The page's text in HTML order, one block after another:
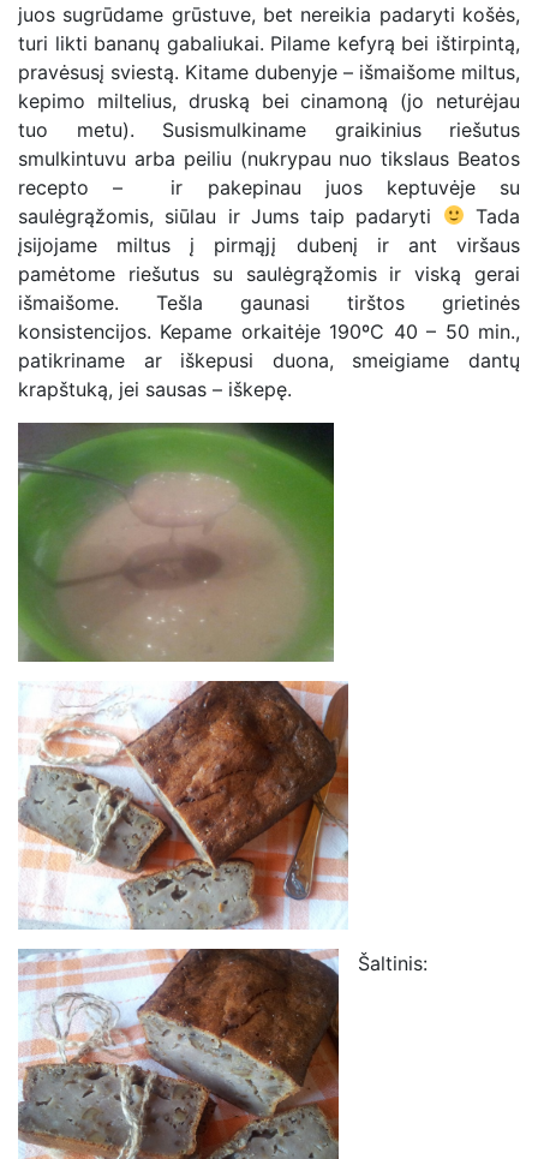
juos sugrūdame grūstuve, bet nereikia padaryti košės,
turi likti bananų gabaliukai. Pilame kefyrą bei ištirpintą,
pravėsusį sviestą. Kitame dubenyje – išmaišome miltus,
kepimo miltelius, druską bei cinamoną (jo neturėjau
tuo metu). Susismulkiname graikinius riešutus
smulkintuvu arba peiliu (nukrypau nuo tikslaus Beatos
recepto – ir pakepinau juos keptuvėje su
saulėgrąžomis, siūlau ir Jums taip padaryti
Tada
įsijojame miltus į pirmąjį dubenį ir ant viršaus
pamėtome riešutus su saulėgrąžomis ir viską gerai
išmaišome. Tešla gaunasi tirštos grietinės
konsistencijos. Kepame orkaitėje 190ºC 40 – 50 min.,
patikriname ar iškepusi duona, smeigiame dantų
krapštuką, jei sausas – iškepę.
Šaltinis: